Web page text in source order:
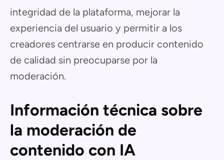
integridad de la plataforma, mejorar la
experiencia del usuario y permitir a los
creadores centrarse en producir contenido
de calidad sin preocuparse por la
moderación.
Información técnica sobre
la moderación de
contenido con IA